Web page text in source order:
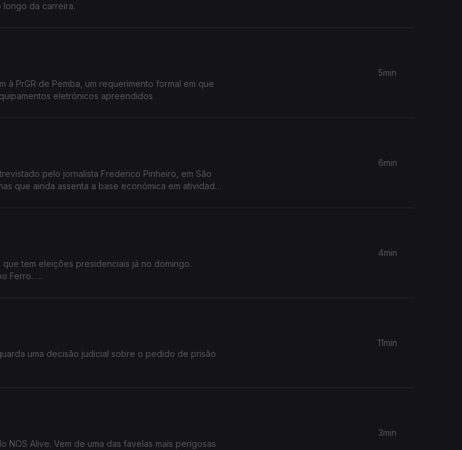
da carreira.
eletrónicos apreendidos
5min
pelo jornalista Frederico Pinheiro, em São
6min
tem eleições presidenciais já no domingo.
Ferro.
4min
uma decisão judicial sobre o pedido de prisão
11min
Alive. Vem de uma das favelas mais perigosas
3min